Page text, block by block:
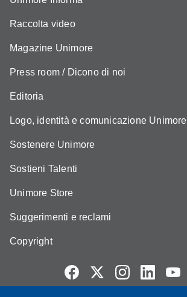
Raccolta video
Magazine Unimore
Press room / Dicono di noi
Editoria
Logo, identità e comunicazione Unimore
Sostenere Unimore
Sostieni Talenti
Unimore Store
Suggerimenti e reclami
Copyright